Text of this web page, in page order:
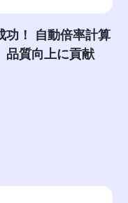
功！ 自動倍率計算
品質向上に貢献